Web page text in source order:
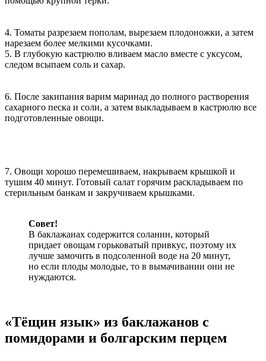
4. Томаты разрезаем пополам, вырезаем плодоножки, а затем
нарезаем более мелкими кусочками.
5. В глубокую кастрюлю вливаем масло вместе с уксусом,
следом всыпаем соль и сахар.
6. После закипания варим маринад до полного растворения
сахарного песка и соли, а затем выкладываем в кастрюлю все
подготовленные овощи.
7. Овощи хорошо перемешиваем, накрываем крышкой и
тушим 40 минут. Готовый салат горячим раскладываем по
стерильным банкам и закручиваем крышками.
Совет!
В баклажанах содержится соланин, который
придает овощам горьковатый привкус, поэтому их
лучше замочить в подсоленной воде на 20 минут,
но если плоды молодые, то в вымачивании они не
нуждаются.
«Тёщин язык» из баклажанов с
помидорами и болгарским перцем